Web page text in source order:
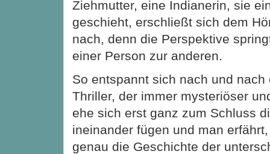
Ziehmutter, eine Indianerin, sie
geschieht, erschließt sich dem
nach, denn die Perspektive
einer Person zur anderen.
So entspannt sich nach und
Thriller, der immer mysteriöser
ehe sich erst ganz zum Schluss
ineinander fügen und man
genau die Geschichte der